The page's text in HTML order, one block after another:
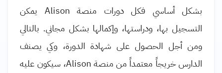
بشكل أساسي فكل دورات منصة Alison يمكن
التسجيل بها، ودراستها، وإكمالها بشكل مجاني. بالتالي
ومن أجل الحصول على شهادة الدورة، وكي يصنف
الدارس خريجاً معتمداً من منصة Alison، سيكون عليه